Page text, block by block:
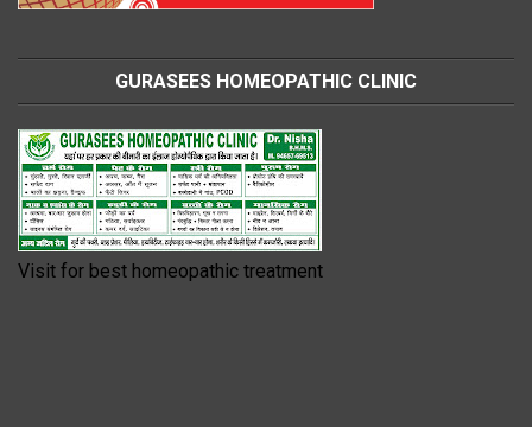
GURASEES HOMEOPATHIC CLINIC
Visit for best homeopathic treatment